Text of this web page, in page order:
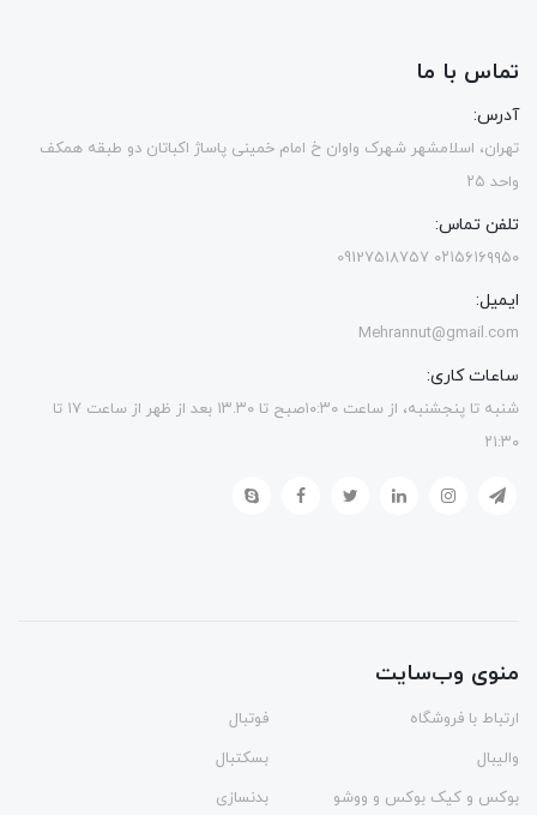
تماس با ما
آدرس:
تهران، اسلامشهر شهرک واوان خ امام خمینی پاساژ اکباتان دو طبقه همکف
واحد ۲۵
تلفن تماس:
۰۲۱۵۶۱۶۹۹۵۰ 09127518757
ایمیل:
Mehrannut@gmail.com
ساعات کاری:
شنبه تا پنجشنبه، از ساعت ۱۰:۳۰صبح تا ۱۳.۳۰ بعد از ظهر از ساعت ۱۷ تا
۲۱:۳۰
منوی وب‌سایت
ارتباط با فروشگاه
فوتبال
والیبال
بسکتبال
بوکس و کیک بوکس و ووشو
بدنسازی